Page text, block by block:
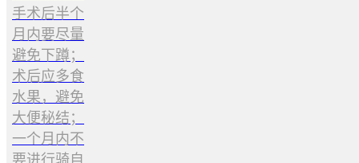
手术后半个
月内要尽量
避免下蹲；
术后应多食
水果，避免
大便秘结；
一个月内不
要进行骑自